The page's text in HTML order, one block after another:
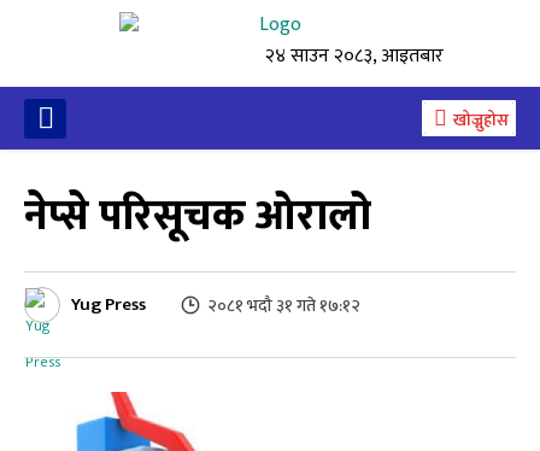
२४ साउन २०८३, आइतबार
खोज्नुहोस
नेप्से परिसूचक ओरालो
Yug Press २०८१ भदौ ३१ गते १७:१२